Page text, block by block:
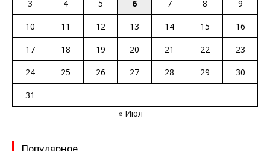
3
4 5 6 7 8
9
10
11 12 13 14 15
16
17
18 19 20 21 22
23
24
25 26 27 28 29
30
31
« Июл